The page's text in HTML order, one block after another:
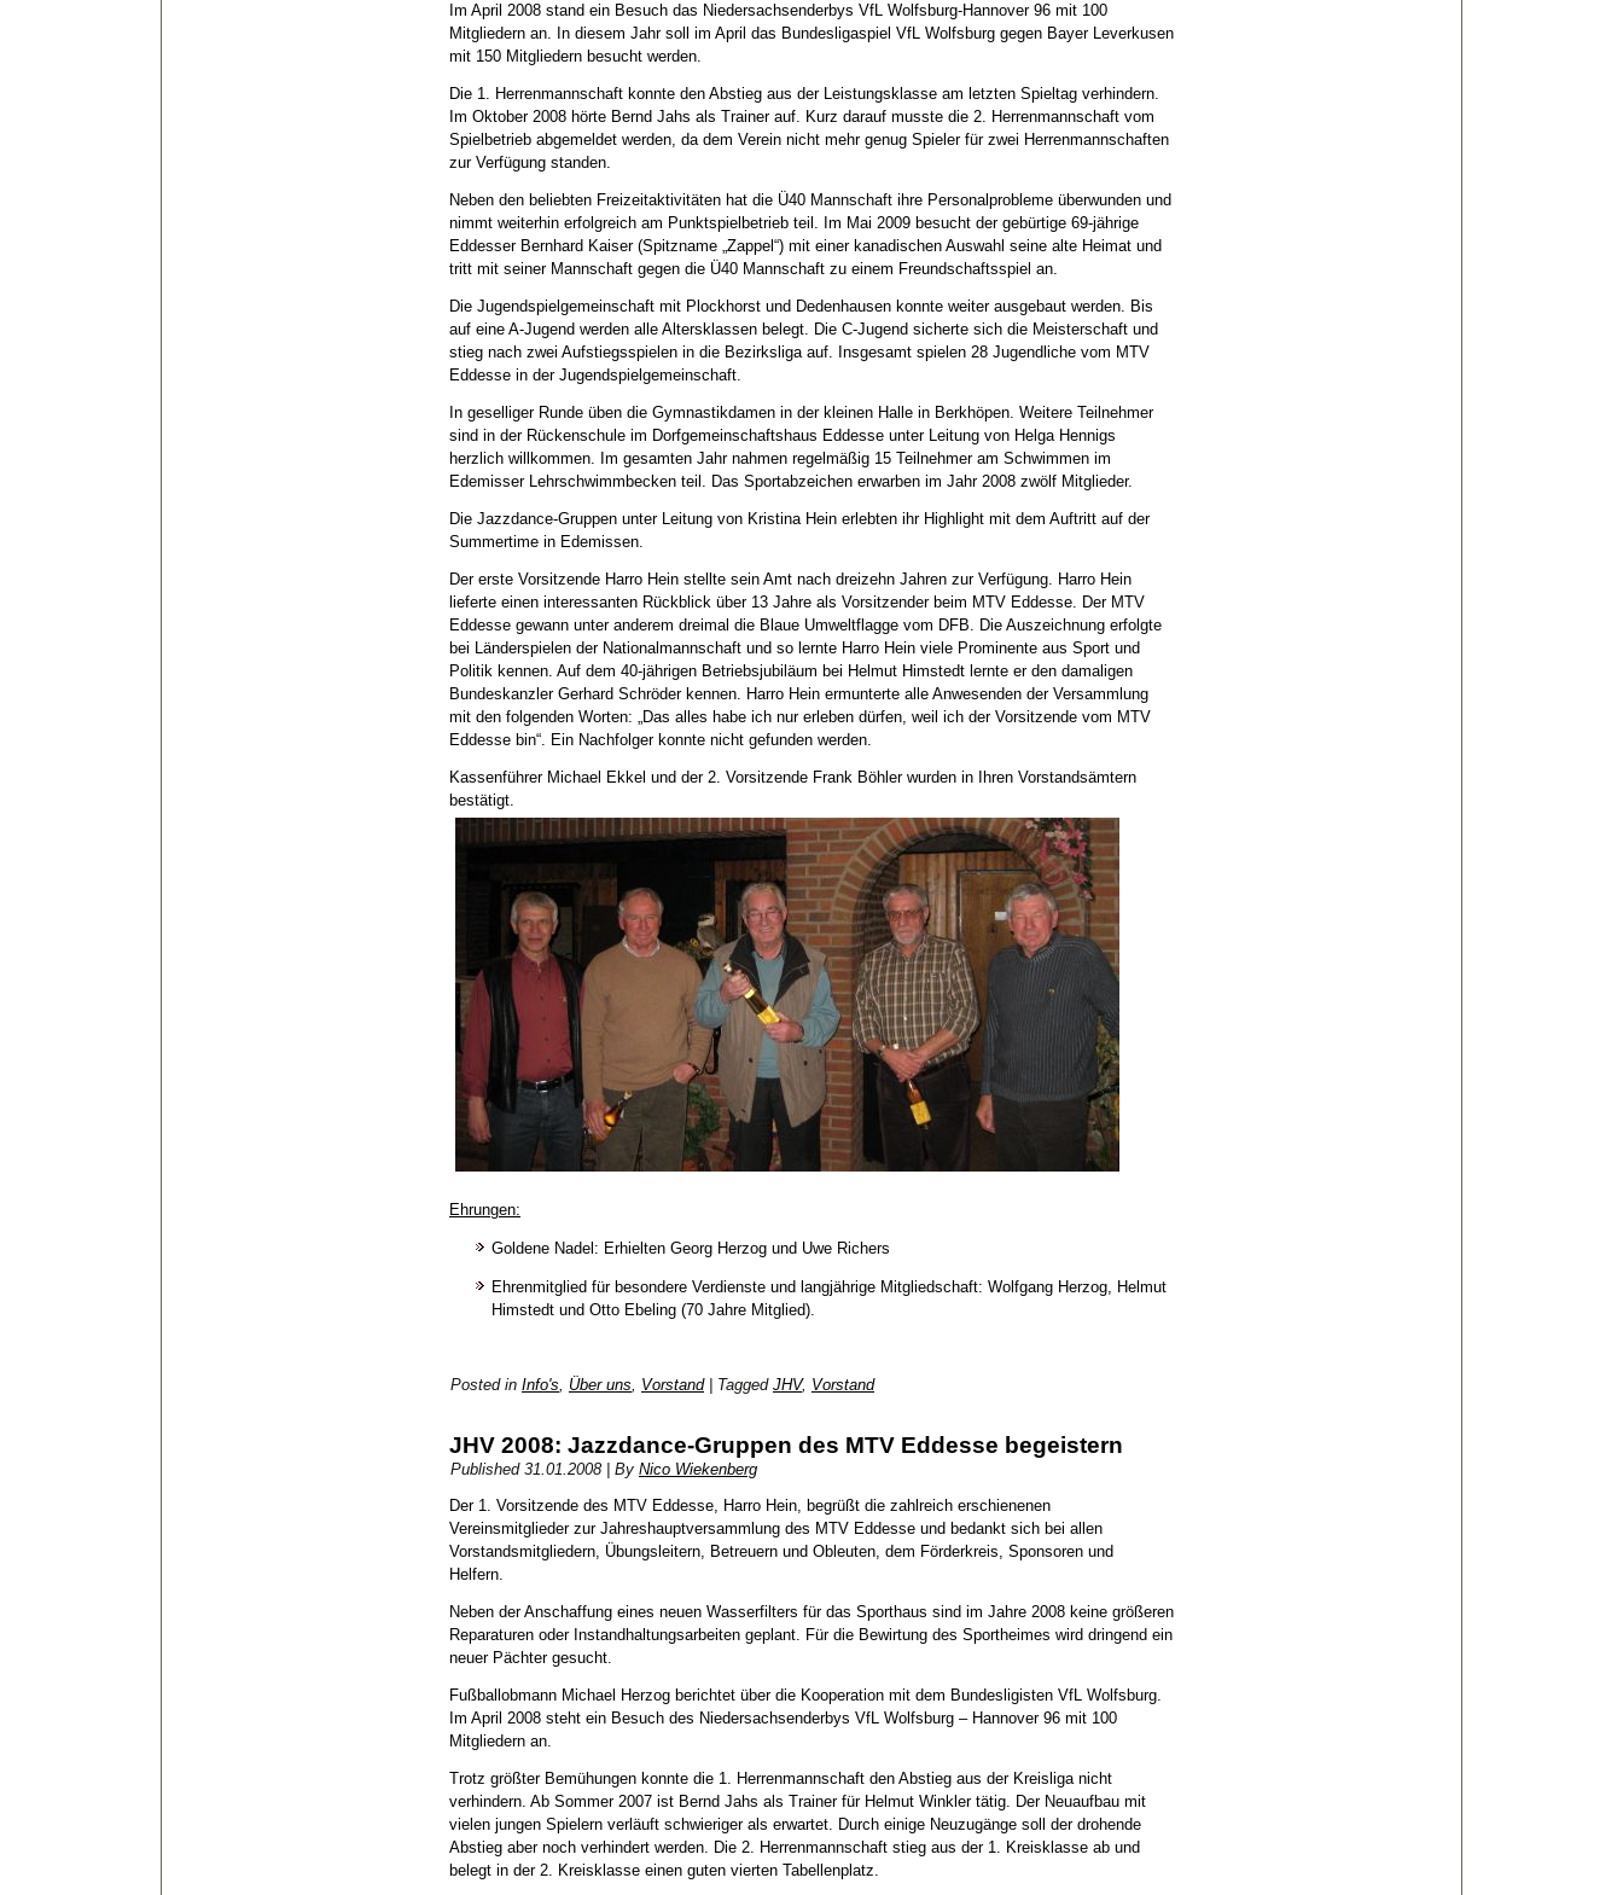
Im April 2008 stand ein Besuch das Niedersachsenderbys VfL Wolfsburg-Hannover 96 mit 100
Mitgliedern an. In diesem Jahr soll im April das Bundesligaspiel VfL Wolfsburg gegen Bayer Leverkusen
mit 150 Mitgliedern besucht werden.
Die 1. Herrenmannschaft konnte den Abstieg aus der Leistungsklasse am letzten Spieltag verhindern.
Im Oktober 2008 hörte Bernd Jahs als Trainer auf. Kurz darauf musste die 2. Herrenmannschaft vom
Spielbetrieb abgemeldet werden, da dem Verein nicht mehr genug Spieler für zwei Herrenmannschaften
zur Verfügung standen.
Neben den beliebten Freizeitaktivitäten hat die Ü40 Mannschaft ihre Personalprobleme überwunden und
nimmt weiterhin erfolgreich am Punktspielbetrieb teil. Im Mai 2009 besucht der gebürtige 69-jährige
Eddesser Bernhard Kaiser (Spitzname „Zappel“) mit einer kanadischen Auswahl seine alte Heimat und
tritt mit seiner Mannschaft gegen die Ü40 Mannschaft zu einem Freundschaftsspiel an.
Die Jugendspielgemeinschaft mit Plockhorst und Dedenhausen konnte weiter ausgebaut werden. Bis
auf eine A-Jugend werden alle Altersklassen belegt. Die C-Jugend sicherte sich die Meisterschaft und
stieg nach zwei Aufstiegsspielen in die Bezirksliga auf. Insgesamt spielen 28 Jugendliche vom MTV
Eddesse in der Jugendspielgemeinschaft.
In geselliger Runde üben die Gymnastikdamen in der kleinen Halle in Berkhöpen. Weitere Teilnehmer
sind in der Rückenschule im Dorfgemeinschaftshaus Eddesse unter Leitung von Helga Hennigs
herzlich willkommen. Im gesamten Jahr nahmen regelmäßig 15 Teilnehmer am Schwimmen im
Edemisser Lehrschwimmbecken teil. Das Sportabzeichen erwarben im Jahr 2008 zwölf Mitglieder.
Die Jazzdance-Gruppen unter Leitung von Kristina Hein erlebten ihr Highlight mit dem Auftritt auf der
Summertime in Edemissen.
Der erste Vorsitzende Harro Hein stellte sein Amt nach dreizehn Jahren zur Verfügung. Harro Hein
lieferte einen interessanten Rückblick über 13 Jahre als Vorsitzender beim MTV Eddesse. Der MTV
Eddesse gewann unter anderem dreimal die Blaue Umweltflagge vom DFB. Die Auszeichnung erfolgte
bei Länderspielen der Nationalmannschaft und so lernte Harro Hein viele Prominente aus Sport und
Politik kennen. Auf dem 40-jährigen Betriebsjubiläum bei Helmut Himstedt lernte er den damaligen
Bundeskanzler Gerhard Schröder kennen. Harro Hein ermunterte alle Anwesenden der Versammlung
mit den folgenden Worten: „Das alles habe ich nur erleben dürfen, weil ich der Vorsitzende vom MTV
Eddesse bin“. Ein Nachfolger konnte nicht gefunden werden.
Kassenführer Michael Ekkel und der 2. Vorsitzende Frank Böhler wurden in Ihren Vorstandsämtern
bestätigt.
Ehrungen:
Goldene Nadel: Erhielten Georg Herzog und Uwe Richers
Ehrenmitglied für besondere Verdienste und langjährige Mitgliedschaft: Wolfgang Herzog, Helmut
Himstedt und Otto Ebeling (70 Jahre Mitglied).
Posted in Info's, Über uns, Vorstand| Tagged JHV, Vorstand
JHV 2008: Jazzdance-Gruppen des MTV Eddesse begeistern
Published 31.01.2008 By Nico Wiekenberg
Der 1. Vorsitzende des MTV Eddesse, Harro Hein, begrüßt die zahlreich erschienenen
Vereinsmitglieder zur Jahreshauptversammlung des MTV Eddesse und bedankt sich bei allen
Vorstandsmitgliedern, Übungsleitern, Betreuern und Obleuten, dem Förderkreis, Sponsoren und
Helfern.
Neben der Anschaffung eines neuen Wasserfilters für das Sporthaus sind im Jahre 2008 keine größeren
Reparaturen oder Instandhaltungsarbeiten geplant. Für die Bewirtung des Sportheimes wird dringend ein
neuer Pächter gesucht.
Fußballobmann Michael Herzog berichtet über die Kooperation mit dem Bundesligisten VfL Wolfsburg.
Im April 2008 steht ein Besuch des Niedersachsenderbys VfL Wolfsburg – Hannover 96 mit 100
Mitgliedern an.
Trotz größter Bemühungen konnte die 1. Herrenmannschaft den Abstieg aus der Kreisliga nicht
verhindern. Ab Sommer 2007 ist Bernd Jahs als Trainer für Helmut Winkler tätig. Der Neuaufbau mit
vielen jungen Spielern verläuft schwieriger als erwartet. Durch einige Neuzugänge soll der drohende
Abstieg aber noch verhindert werden. Die 2. Herrenmannschaft stieg aus der 1. Kreisklasse ab und
belegt in der 2. Kreisklasse einen guten vierten Tabellenplatz.